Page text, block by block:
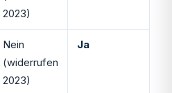
2023)
Nein
(widerrufen
2023)
Ja